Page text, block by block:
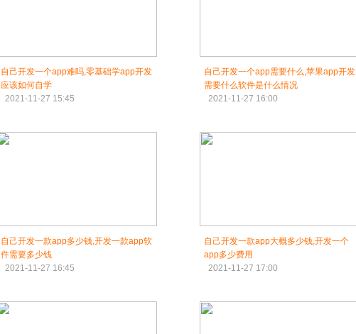
自己开发一个app难吗,零基础学app开发
应该如何自学
2021-11-27 15:45
自己开发一个app需要什么,苹果app开发
需要什么软件是什么情况
2021-11-27 16:00
自己开发一款app多少钱,开发一款app软
件需要多少钱
2021-11-27 16:45
自己开发一款app大概多少钱,开发一个
app多少费用
2021-11-27 17:00